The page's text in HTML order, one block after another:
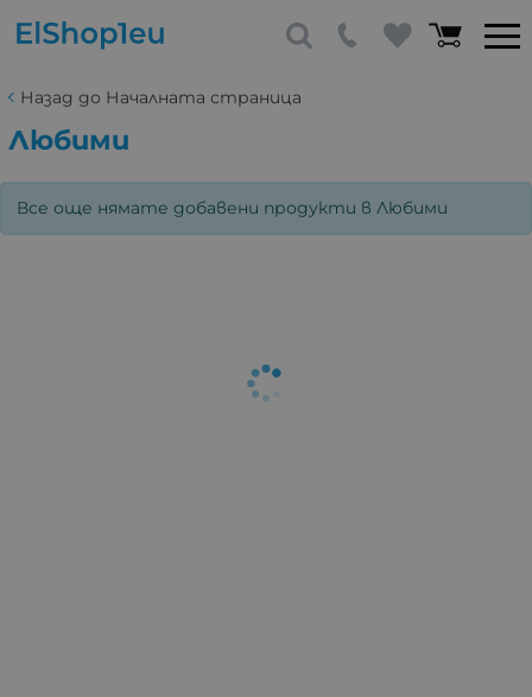
Назад до Началната страница
Любими
Все още нямате добавени продукти в Любими